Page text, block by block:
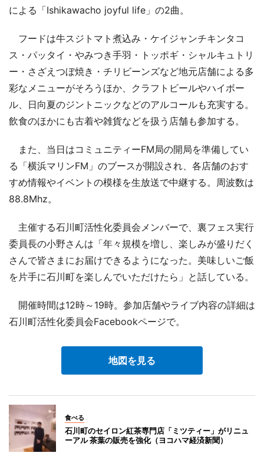
による「Ishikawacho joyful life」の2曲。
フードは牛スジトマト煮込み・ケイジャンチキンタコ
ス・パッタイ・やみつき手羽・トッポギ・シャルキュトリ
ー・さざえつぼ焼き・チリビーンズなど地元店舗による多
彩なメニューがそろうほか、クラフトビールやハイボー
ル、日向夏のジントニックなどのアルコールも充実する。
飲食のほかにも古着や雑貨などを扱う店舗も参加する。
また、当日はコミュニティーFM局の開局を準備してい
る「横浜マリンFM」のブースが開設され、各店舗のおす
すめ情報やイベントの模様を生放送で中継する。周波数は
88.8Mhz。
主催する石川町活性化委員会メンバーで、裏フェス実行
委員長の小野さんは「年々規模を増し、楽しみが盛りだく
さんで皆さまにお届けできるようになった。美味しいご飯
を片手に石川町を楽しんでいただけたら」と話している。
開催時間は12時～19時。参加店舗やライブ内容の詳細は
石川町活性化委員会Facebookページで。
地図を見る
食べる
石川町のセイロン紅茶専門店「ミツティー」がリニュ
ーアル 茶葉の販売を強化（ヨコハマ経済新聞）